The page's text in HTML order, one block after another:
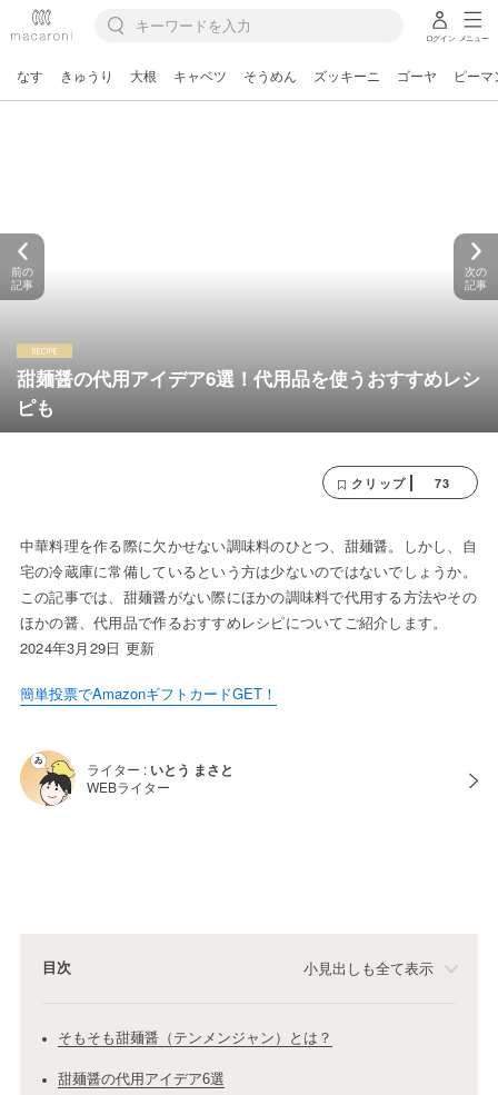
ログイン メニュー
なす きゅうり 大根 キャベツ そうめん ズッキーニ ゴーヤ ピーマ
甜麺醤の代用アイデア6選！代用品を使うおすすめレシ
ピも
前の
記事
次の
記事
クリップ 73
中華料理を作る際に欠かせない調味料のひとつ、甜麺醤。しかし、自
宅の冷蔵庫に常備しているという方は少ないのではないでしょうか。
この記事では、甜麺醤がない際にほかの調味料で代用する方法やその
ほかの醤、代用品で作るおすすめレシピについてご紹介します。
2024年3月29日 更新
簡単投票でAmazonギフトカードGET！
ライター : いとう まさと
WEBライター
目次 小見出しも全て表示
そもそも甜麺醤（テンメンジャン）とは？
甜麺醤の代用アイデア6選